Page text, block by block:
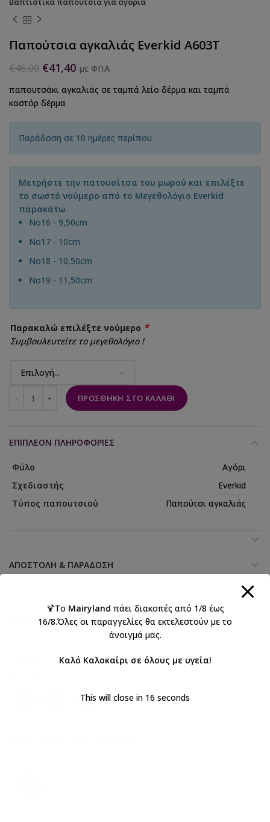
Παπούτσια αγκαλιάς Everkid A603T
€46,00 €41,40 με ΦΠΑ
παπουτσάκι αγκαλιάς σε ταμπά λείο δέρμα και ταμπά
καστόρ δέρμα
Παράδοση σε 10 ημέρες περίπου
Μετρήστε την πατουσίτσα του μωρού και επιλέξτε
το σωστό νούμερο από το Μεγεθολόγιο Everkid
παρακάτω.
Νο16 - 9,50cm
Νο17 - 10cm
No18 - 10,50cm
No19 - 11,50cm
Παρακαλώ επιλέξτε νούμερο *
Συμβουλευτείτε το μεγεθολόγιο !
ΠΡΟΣΘΉΚΗ ΣΤΟ ΚΑΛΆΘΙ
ΕΠΙΠΛΈΟΝ ΠΛΗΡΟΦΟΡΊΕΣ
Φύλο
Αγόρι
Σχεδιαστής
Everkid
Τύπος παπουτσιού
Παπούτσι αγκαλιάς
ΑΠΟΣΤΟΛΉ & ΠΑΡΆΔΟΣΗ
Κατηγορίες:Everkid 2026 Αγόρια , Βάπτιση αγόρι , Βαπτιστικά
Βαπτιστικά παπούτσια για αγόρια
Παπούτσια αγκαλιάς αγορια Everkid
ΑΓΟΡΙ, βάπτιση, παπουτσια αγκαλιάς
🍹Το Mairyland πάει διακοπές από 1/8 έως
16/8.Όλες οι παραγγελίες θα εκτελεστούν με το
άνοιγμά μας.
Καλό Καλοκαίρι σε όλους με υγεία!
This will close in 16 seconds